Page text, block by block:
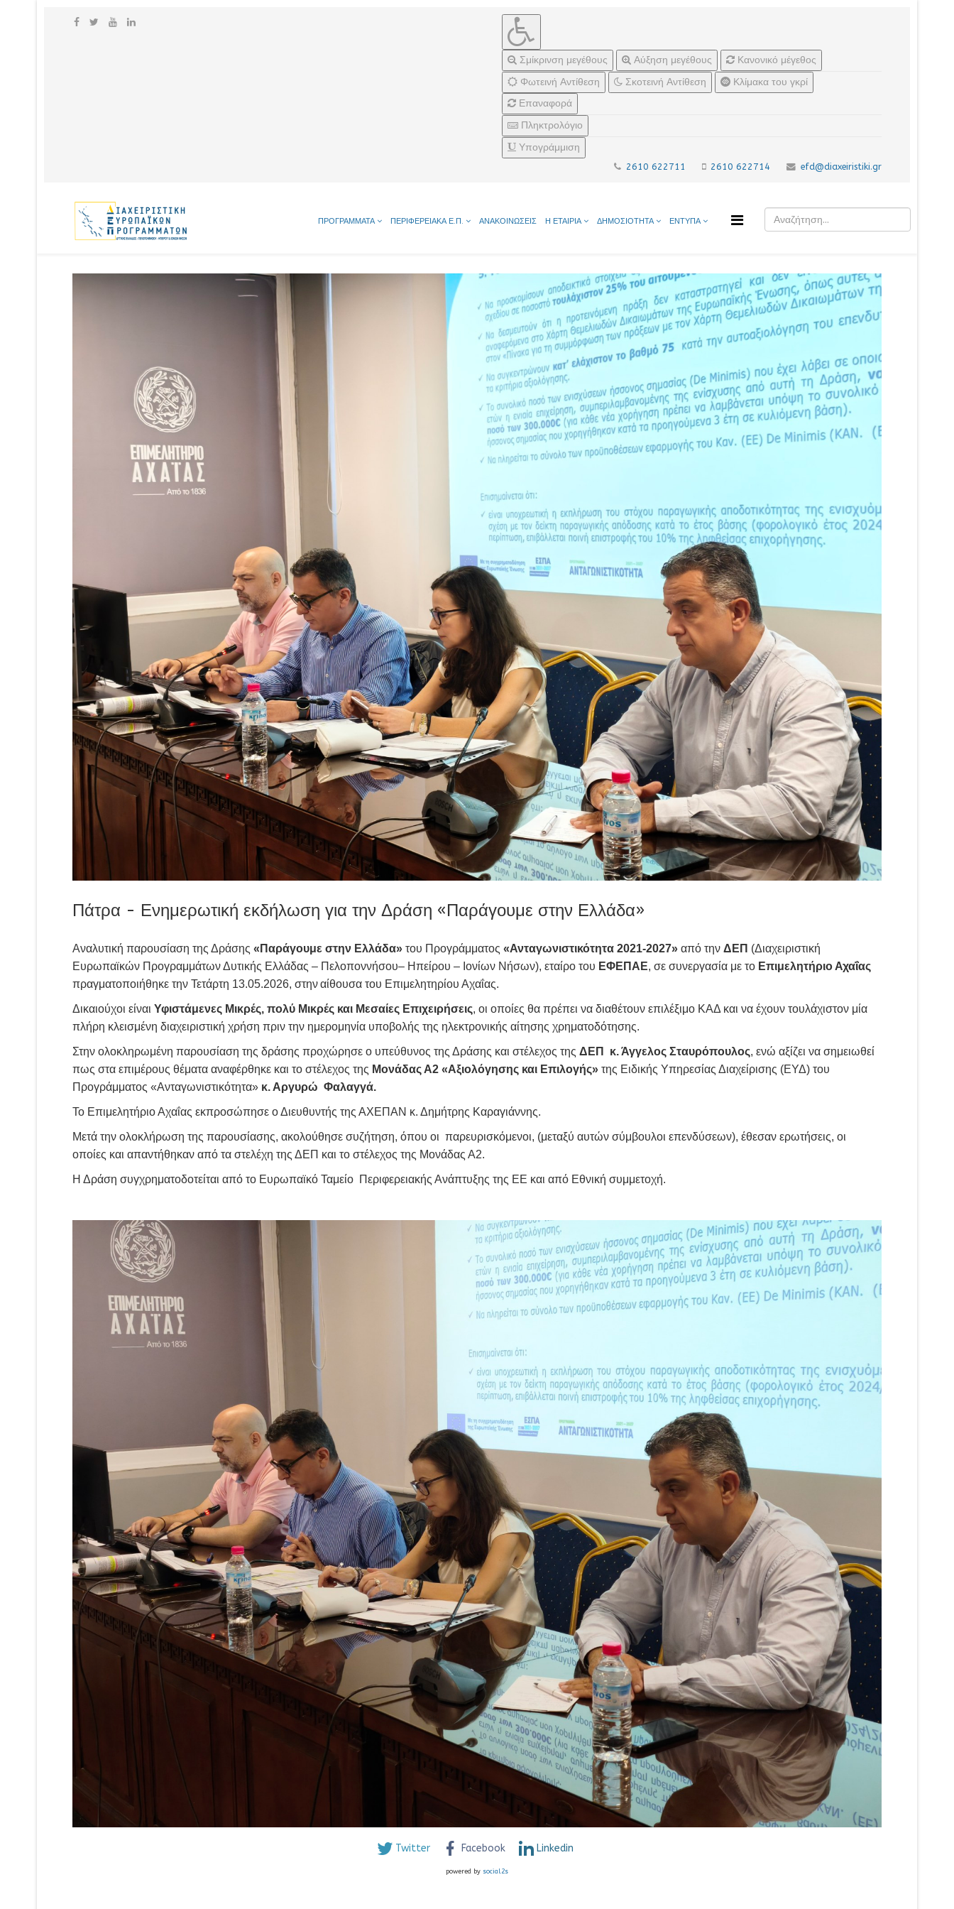
Σμίκρινση μεγέθους Αύξηση μεγέθους
Κανονικό μέγεθος
Φωτεινή Αντίθεση
Σκοτεινή Αντίθεση
Κλίμακα του γκρί
Επαναφορά
Πληκτρολόγιο
Υπογράμμιση
2610 622711 2610 622714 efd@diaxeiristiki.gr
ΠΡΟΓΡΑΜΜΑΤΑ ΠΕΡΙΦΕΡΕΙΑΚΑ Ε.Π. ΑΝΑΚΟΙΝΩΣΕΙΣ Η ΕΤΑΙΡΙΑ ΔΗΜΟΣΙΟΤΗΤΑ ΕΝΤΥΠΑ
Πάτρα - Ενημερωτική εκδήλωση για την Δράση «Παράγουμε στην Ελλάδα»
Αναλυτική παρουσίαση της Δράσης «Παράγουμε στην Ελλάδα» του Προγράμματος «Ανταγωνιστικότητα 2021-2027» από την ΔΕΠ (Διαχειριστική
Ευρωπαϊκών Προγραμμάτων Δυτικής Ελλάδας – Πελοποννήσου– Ηπείρου – Ιονίων Νήσων), εταίρο του ΕΦΕΠΑΕ, σε συνεργασία με το Επιμελητήριο Αχαΐας
πραγματοποιήθηκε την Τετάρτη 13.05.2026, στην αίθουσα του Επιμελητηρίου Αχαΐας.
Δικαιούχοι είναι Υφιστάμενες Μικρές, πολύ Μικρές και Μεσαίες Επιχειρήσεις, οι οποίες θα πρέπει να διαθέτουν επιλέξιμο ΚΑΔ και να έχουν τουλάχιστον μία
πλήρη κλεισμένη διαχειριστική χρήση πριν την ημερομηνία υποβολής της ηλεκτρονικής αίτησης χρηματοδότησης.
Στην ολοκληρωμένη παρουσίαση της δράσης προχώρησε ο υπεύθυνος της Δράσης και στέλεχος της ΔΕΠ κ. Άγγελος Σταυρόπουλος, ενώ αξίζει να σημειωθεί
πως στα επιμέρους θέματα αναφέρθηκε και το στέλεχος της Μονάδας Α2 «Αξιολόγησης και Επιλογής» της Ειδικής Υπηρεσίας Διαχείρισης (ΕΥΔ) του
Προγράμματος «Ανταγωνιστικότητα» κ. Αργυρώ Φαλαγγά.
Το Επιμελητήριο Αχαΐας εκπροσώπησε ο Διευθυντής της ΑΧΕΠΑΝ κ. Δημήτρης Καραγιάννης.
Μετά την ολοκλήρωση της παρουσίασης, ακολούθησε συζήτηση, όπου οι παρευρισκόμενοι, (μεταξύ αυτών σύμβουλοι επενδύσεων), έθεσαν ερωτήσεις, οι
οποίες και απαντήθηκαν από τα στελέχη της ΔΕΠ και το στέλεχος της Μονάδας Α2.
Η Δράση συγχρηματοδοτείται από το Ευρωπαϊκό Ταμείο Περιφερειακής Ανάπτυξης της ΕΕ και από Εθνική συμμετοχή.
Twitter Facebook Linkedin
powered by social2s